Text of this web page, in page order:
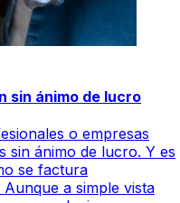
sin ánimo de lucro
o empresas
sin ánimo de lucro. Y es
se factura
a simple vista